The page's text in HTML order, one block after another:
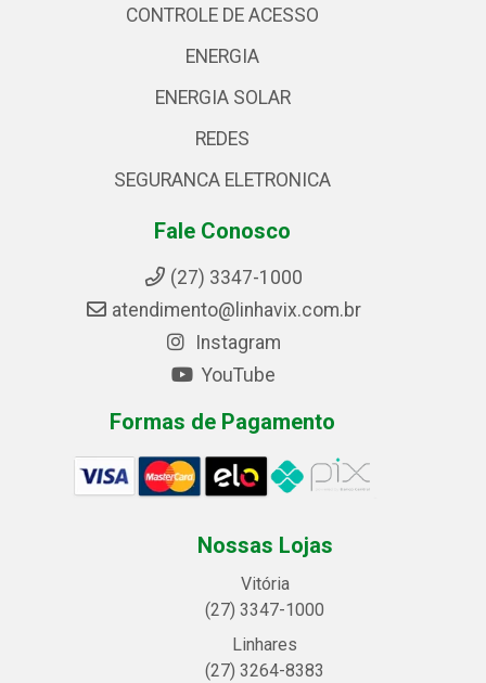
CONTROLE DE ACESSO
ENERGIA
ENERGIA SOLAR
REDES
SEGURANCA ELETRONICA
Fale Conosco
(27) 3347-1000
atendimento@linhavix.com.br
Instagram
YouTube
Formas de Pagamento
Nossas Lojas
Vitória
(27) 3347-1000
Linhares
(27) 3264-8383